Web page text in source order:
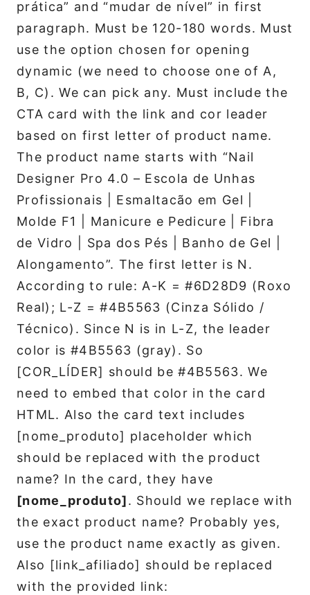
prática” and “mudar de nível” in first
paragraph. Must be 120-180 words. Must
use the option chosen for opening
dynamic (we need to choose one of A,
B, C). We can pick any. Must include the
CTA card with the link and cor leader
based on first letter of product name.
The product name starts with “Nail
Designer Pro 4.0 – Escola de Unhas
Profissionais | Esmaltacão em Gel |
Molde F1 | Manicure e Pedicure | Fibra
de Vidro | Spa dos Pés | Banho de Gel |
Alongamento”. The first letter is N.
According to rule: A-K = #6D28D9 (Roxo
Real); L-Z = #4B5563 (Cinza Sólido /
Técnico). Since N is in L-Z, the leader
color is #4B5563 (gray). So
[COR_LÍDER] should be #4B5563. We
need to embed that color in the card
HTML. Also the card text includes
[nome_produto] placeholder which
should be replaced with the product
name? In the card, they have
[nome_produto]. Should we replace with
the exact product name? Probably yes,
use the product name exactly as given.
Also [link_afiliado] should be replaced
with the provided link: